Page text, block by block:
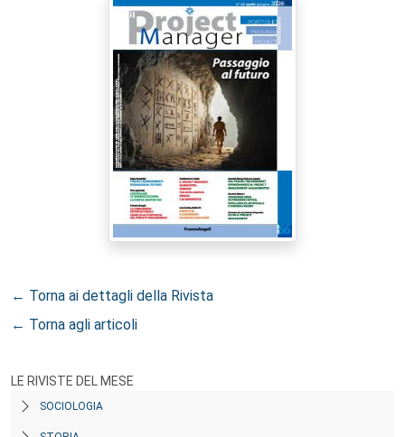
← Torna ai dettagli della Rivista
← Torna agli articoli
LE RIVISTE DEL MESE
SOCIOLOGIA